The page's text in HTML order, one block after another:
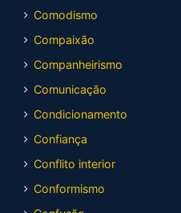
Comodismo
Compaixão
Companheirismo
Comunicação
Condicionamento
Confiança
Conflito interior
Conformismo